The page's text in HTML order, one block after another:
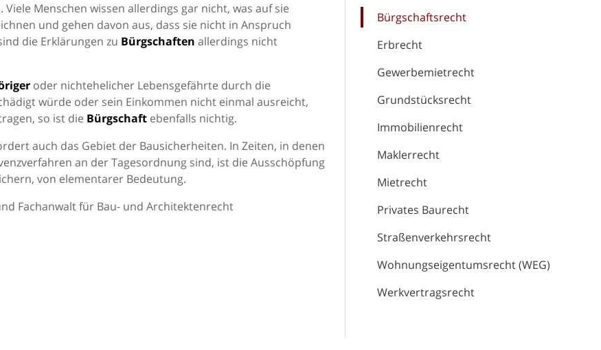
Bürgschaftsrecht
Erbrecht
Gewerbemietrecht
Grundstücksrecht
Immobilienrecht
Maklerrecht
Mietrecht
Privates Baurecht
Straßenverkehrsrecht
Wohnungseigentumsrecht (WEG)
Werkvertragsrecht
Menschen wissen allerdings gar nicht, was auf sie
und gehen davon aus, dass sie nicht in Anspruch
die Erklärungen zu Bürgschaften allerdings nicht
oder nichtehelicher Lebensgefährte durch die
würde oder sein Einkommen nicht einmal ausreicht,
so ist die Bürgschaft ebenfalls nichtig.
auch das Gebiet der Bausicherheiten. In Zeiten, in denen
an der Tagesordnung sind, ist die Ausschöpfung
von elementarer Bedeutung.
Fachanwalt für Bau- und Architektenrecht